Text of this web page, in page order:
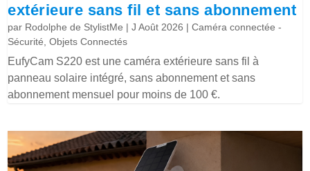
extérieure sans fil et sans abonnement
par Rodolphe de StylistMe |J Août 2026 |Caméra connectée -
Sécurité ,Objets Connectés
EufyCam S220 est une caméra extérieure sans fil à
panneau solaire intégré, sans abonnement et sans
abonnement mensuel pour moins de 100 €.